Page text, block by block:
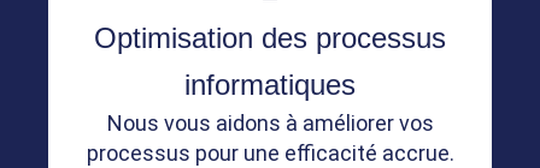
Optimisation des processus
informatiques
Nous vous aidons à améliorer vos
processus pour une efficacité accrue.